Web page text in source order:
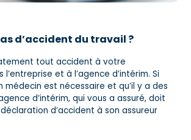
d’accident du travail ?
tout accident à votre
et à l’agence d’intérim. Si
médecin est nécessaire et qu’il y a des
d’intérim, qui vous a assuré, doit
d’accident à son assureur